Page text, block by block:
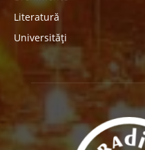
Literatură
Universități